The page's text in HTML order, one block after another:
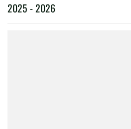
2025 - 2026